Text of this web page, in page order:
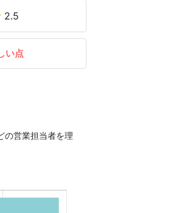
2.5
い点
の営業担当者を理